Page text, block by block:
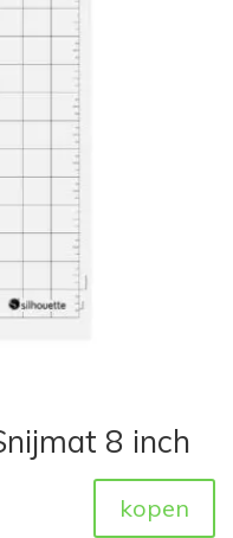
8 inch
kopen